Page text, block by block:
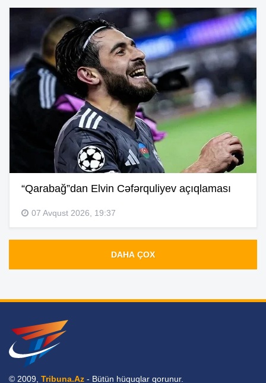
“Qarabağ”dan Elvin Cəfərquliyev açıqlaması
07 Avqust 2026, 19:37
DAHA ÇOX
© 2009, Tribuna.Az - Bütün hüquqlar qorunur.